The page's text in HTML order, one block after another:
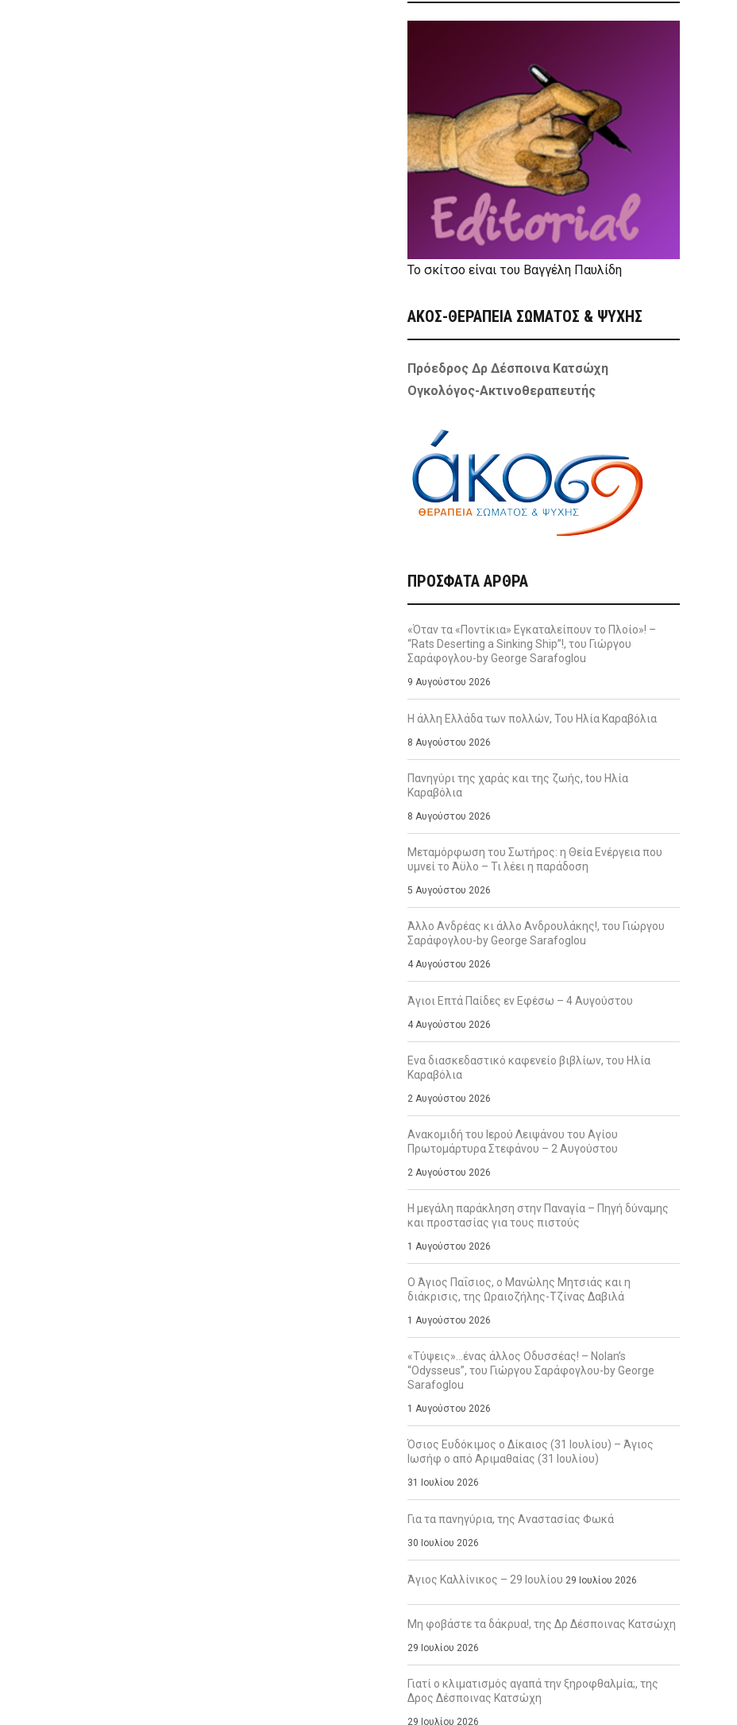
Το σκίτσο είναι του Βαγγέλη Παυλίδη
ΑΚΟΣ-ΘΕΡΑΠΕΙΑ ΣΩΜΑΤΟΣ & ΨΥΧΗΣ
Πρόεδρος Δρ Δέσποινα Κατσώχη
Ογκολόγος-Ακτινοθεραπευτής
ΠΡΌΣΦΑΤΑ ΆΡΘΡΑ
«Όταν τα «Ποντίκια» Εγκαταλείπουν το Πλοίο»! –
“Rats Deserting a Sinking Ship”!, του Γιώργου
Σαράφογλου-by George Sarafoglou
9 Αυγούστου 2026
Η άλλη Ελλάδα των πολλών, Του Ηλία Καραβόλια
8 Αυγούστου 2026
Πανηγύρι της χαράς και της ζωής, tου Ηλία
Καραβόλια
8 Αυγούστου 2026
Μεταμόρφωση του Σωτήρος: η Θεία Ενέργεια που
υμνεί το Άϋλο – Τι λέει η παράδοση
5 Αυγούστου 2026
Άλλο Ανδρέας κι άλλο Ανδρουλάκης!, του Γιώργου
Σαράφογλου-by George Sarafoglou
4 Αυγούστου 2026
Άγιοι Επτά Παίδες εν Εφέσω – 4 Αυγούστου
4 Αυγούστου 2026
Ενα διασκεδαστικό καφενείο βιβλίων, του Ηλία
Καραβόλια
2 Αυγούστου 2026
Ανακομιδή του Ιερού Λειψάνου του Αγίου
Πρωτομάρτυρα Στεφάνου – 2 Αυγούστου
2 Αυγούστου 2026
Η μεγάλη παράκληση στην Παναγία – Πηγή δύναμης
και προστασίας για τους πιστούς
1 Αυγούστου 2026
Ο Άγιος Παΐσιος, ο Μανώλης Μητσιάς και η
διάκρισις, της Ωραιοζήλης-Τζίνας Δαβιλά
1 Αυγούστου 2026
«Τύψεις»…ένας άλλος Οδυσσέας! – Nolan’s
“Odysseus”, του Γιώργου Σαράφογλου-by George
Sarafoglou
1 Αυγούστου 2026
Όσιος Ευδόκιμος ο Δίκαιος (31 Ιουλίου) – Άγιος
Ιωσήφ ο από Αριμαθαίας (31 Ιουλίου)
31 Ιουλίου 2026
Για τα πανηγύρια, της Αναστασίας Φωκά
30 Ιουλίου 2026
Άγιος Καλλίνικος – 29 Ιουλίου 29 Ιουλίου 2026
Μη φοβάστε τα δάκρυα!, της Δρ Δέσποινας Κατσώχη
29 Ιουλίου 2026
Γιατί ο κλιματισμός αγαπά την ξηροφθαλμία;, της
Δρος Δέσποινας Κατσώχη
29 Ιουλίου 2026